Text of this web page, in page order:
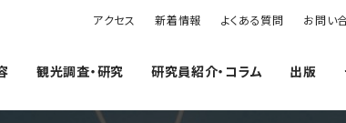
アクセス 新着情報 よくある質問 お問い
観光調査・研究 研究員紹介・コラム 出版